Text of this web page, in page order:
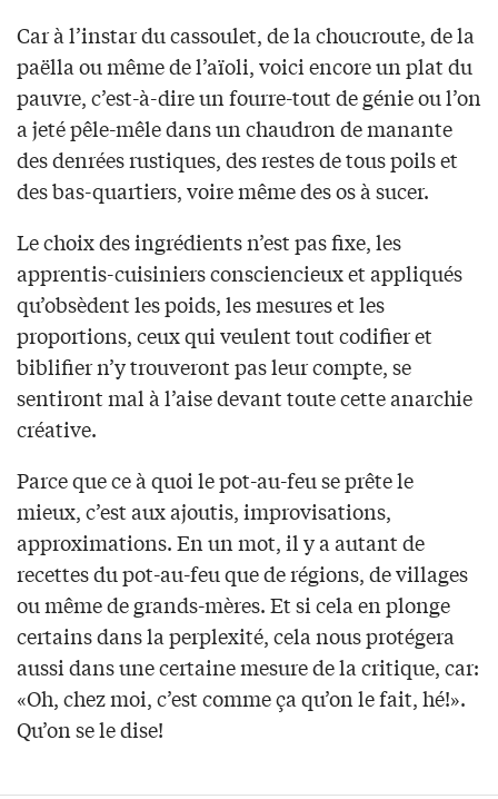
Car à l’instar du cassoulet, de la choucroute, de la
paëlla ou même de l’aïoli, voici encore un plat du
pauvre, c’est-à-dire un fourre-tout de génie ou l’on
a jeté pêle-mêle dans un chaudron de manante
des denrées rustiques, des restes de tous poils et
des bas-quartiers, voire même des os à sucer.
Le choix des ingrédients n’est pas fixe, les
apprentis-cuisiniers consciencieux et appliqués
qu’obsèdent les poids, les mesures et les
proportions, ceux qui veulent tout codifier et
biblifier n’y trouveront pas leur compte, se
sentiront mal à l’aise devant toute cette anarchie
créative.
Parce que ce à quoi le pot-au-feu se prête le
mieux, c’est aux ajoutis, improvisations,
approximations. En un mot, il y a autant de
recettes du pot-au-feu que de régions, de villages
ou même de grands-mères. Et si cela en plonge
certains dans la perplexité, cela nous protégera
aussi dans une certaine mesure de la critique, car:
«Oh, chez moi, c’est comme ça qu’on le fait, hé!».
Qu’on se le dise!